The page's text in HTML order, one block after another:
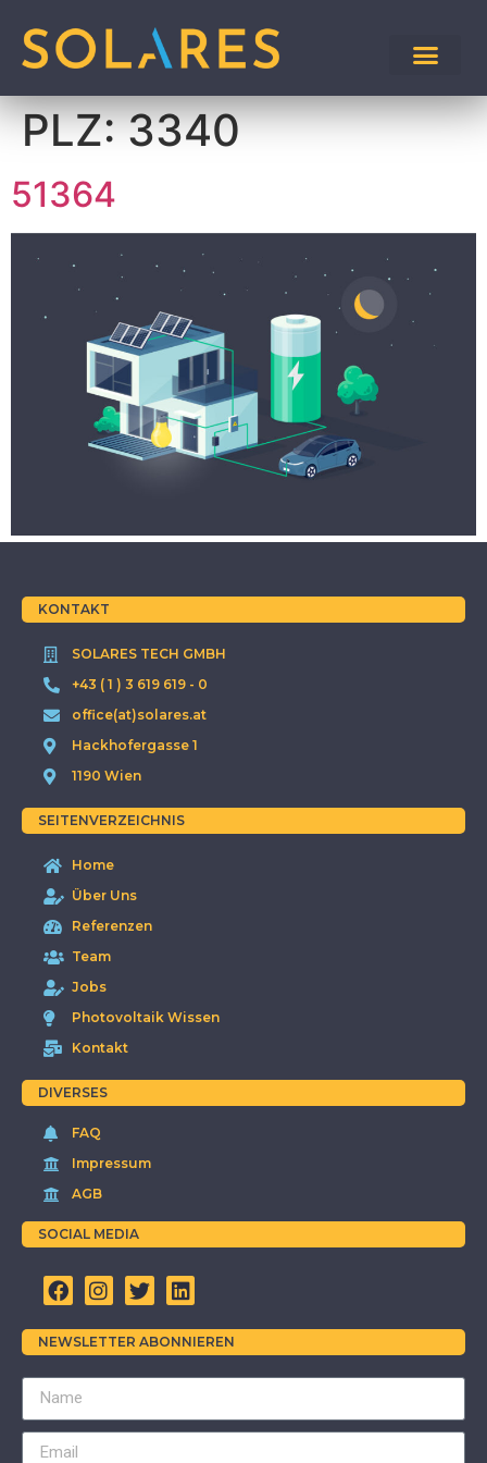
PLZ:3340
51364
KONTAKT
SOLARES TECH GMBH
+43 ( 1 ) 3 619 619 - 0
office(at)solares.at
Hackhofergasse 1
1190 Wien
SEITENVERZEICHNIS
Home
Über Uns
Referenzen
Team
Jobs
Photovoltaik Wissen
Kontakt
DIVERSES
FAQ
Impressum
AGB
SOCIAL MEDIA
NEWSLETTER ABONNIEREN